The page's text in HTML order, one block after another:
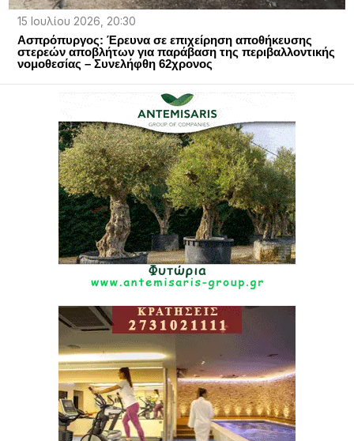
15 Ιουλίου 2026, 20:30
Ασπρόπυργος: Έρευνα σε επιχείρηση αποθήκευσης
στερεών αποβλήτων για παράβαση της περιβαλλοντικής
νομοθεσίας – Συνελήφθη 62χρονος